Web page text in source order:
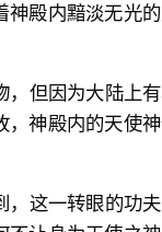
神殿内黯淡无光
，但因为大陆上
，神殿内的天使
，这一转眼的功